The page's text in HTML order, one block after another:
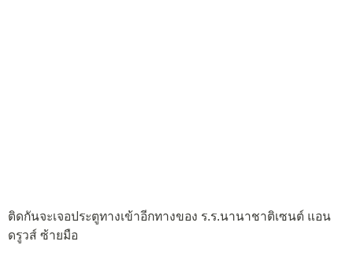
ติดกันจะเจอประตูทางเข้าอีกทางของ ร.ร.นานาชาติเซนต์ แอน
ดรูวส์ ซ้ายมือ